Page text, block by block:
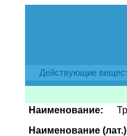
Действующие
Наименование:
Наименование